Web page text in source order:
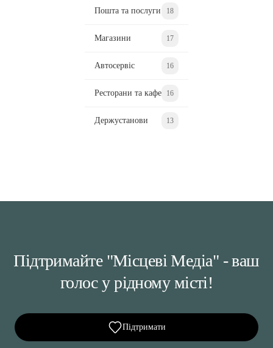
Пошта та послуги 18
Магазини 17
Автосервіс 16
Ресторани та кафе 16
Держустанови 13
Підтримайте "Місцеві Медіа" - ваш
голос у рідному місті!
Підтримати